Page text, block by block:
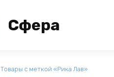
Сфера
Товары с меткой «Рика Лав»